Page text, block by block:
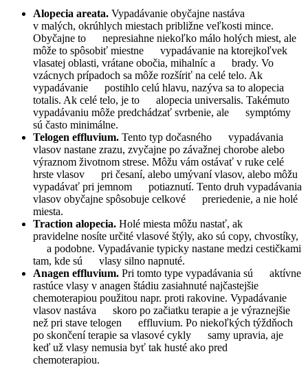
Alopecia areata. Vypadávanie obyčajne nastáva
v malých, okrúhlych miestach približne veľkosti mince.
Obyčajne to nepresiahne niekoľko málo holých miest, ale
môže to spôsobiť miestne vypadávanie na ktorejkoľvek
vlasatej oblasti, vrátane obočia, mihalníc a brady. Vo
vzácnych prípadoch sa môže rozšíriť na celé telo. Ak
vypadávanie postihlo celú hlavu, nazýva sa to alopecia
totalis. Ak celé telo, je to alopecia universalis. Takémuto
vypadávaniu môže predchádzať svrbenie, ale symptómy
sú často minimálne.
Telogen effluvium. Tento typ dočasného vypadávania
vlasov nastane zrazu, zvyčajne po závažnej chorobe alebo
výraznom životnom strese. Môžu vám ostávať v ruke celé
hrste vlasov pri česaní, alebo umývaní vlasov, alebo môžu
vypadávať pri jemnom potiaznutí. Tento druh vypadávania
vlasov obyčajne spôsobuje celkové preriedenie, a nie holé
miesta.
Traction alopecia. Holé miesta môžu nastať, ak
pravidelne nosíte určité vlasové štýly, ako sú copy, chvostíky,
a podobne. Vypadávanie typicky nastane medzi cestičkami
tam, kde sú vlasy silno napnuté.
Anagen effluvium. Pri tomto type vypadávania sú aktívne
rastúce vlasy v anagen štádiu zasiahnuté najčastejšie
chemoterapiou použitou napr. proti rakovine. Vypadávanie
vlasov nastáva skoro po začiatku terapie a je výraznejšie
než pri stave telogen effluvium. Po niekoľkých týždňoch
po skončení terapie sa vlasové cykly samy upravia, aje
keď už vlasy nemusia byť tak husté ako pred
chemoterapiou.